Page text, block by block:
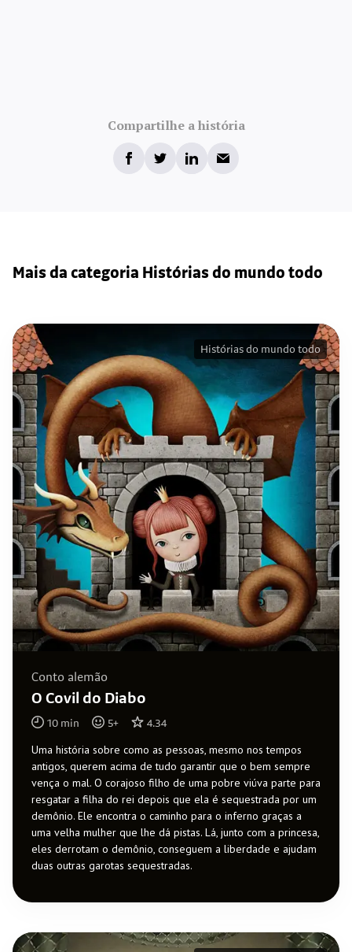
Compartilhe a história
Mais da categoria Histórias do mundo todo
Conto alemão
O Covil do Diabo
10 min 5+ 4.34
Uma história sobre como as pessoas, mesmo nos tempos
antigos, querem acima de tudo garantir que o bem sempre
vença o mal. O corajoso filho de uma pobre viúva parte para
resgatar a filha do rei depois que ela é sequestrada por um
demônio. Ele encontra o caminho para o inferno graças a
uma velha mulher que lhe dá pistas. Lá, junto com a princesa,
eles derrotam o demônio, conseguem a liberdade e ajudam
duas outras garotas sequestradas.
Histórias do mundo todo